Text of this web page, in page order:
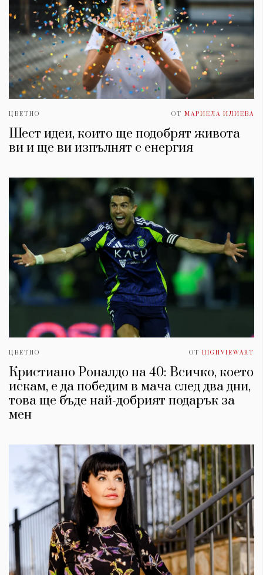
ЦВЕТНО ОТ МАРИЕЛА ИЛИЕВА
Шест идеи, които ще подобрят живота
ви и ще ви изпълнят с енергия
ЦВЕТНО ОТ HIGHVIEWART
Кристиано Роналдо на 40: Всичко, което
искам, е да победим в мача след два дни,
това ще бъде най-добрият подарък за
мен